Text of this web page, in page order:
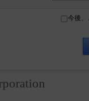
今後、